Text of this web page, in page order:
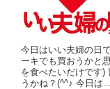
今日はいい夫婦の日
ーキでも買おうかと
を食べたいだけです)
うかね？(^^♪ 今日は...